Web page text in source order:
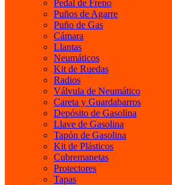
Pedal de Freno
Puños de Agarre
Puño de Gas
Cámara
Llantas
Neumáticos
Kit de Ruedas
Radios
Válvula de Neumático
Careta y Guardabarros
Depósito de Gasolina
Llave de Gasolina
Tapón de Gasolina
Kit de Plásticos
Cubremanetas
Protectores
Tapas